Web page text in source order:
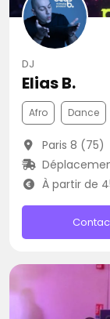
DJ
Elias B.
Afro Dance
Paris 8 (75)
À partir de